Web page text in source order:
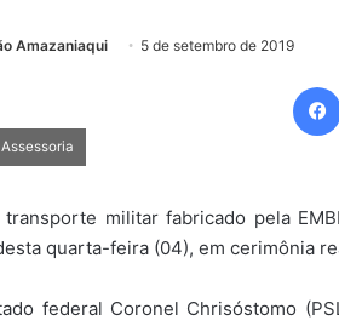
Amazaniaqui 5 de setembro de 2019
militar fabricado pela
quarta-feira (04), em cerimônia
federal Coronel Chrisóstomo